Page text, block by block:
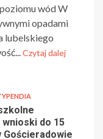
wód W
opadami
lubelskiego
Czytaj dalej
wnioski do 15
Gościeradowie